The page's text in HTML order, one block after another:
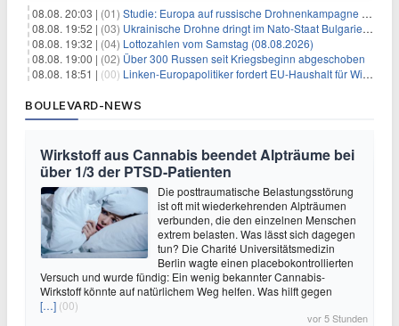
08.08. 20:03 | (01) Studie: Europa auf russische Drohnenkampagne unzureichend vorbereitet
08.08. 19:52 | (03) Ukrainische Drohne dringt im Nato-Staat Bulgarien ein
08.08. 19:32 | (04) Lottozahlen vom Samstag (08.08.2026)
08.08. 19:00 | (02) Über 300 Russen seit Kriegsbeginn abgeschoben
08.08. 18:51 | (00) Linken-Europapolitiker fordert EU-Haushalt für Wirtschaftsumbau
BOULEVARD-NEWS
Wirkstoff aus Cannabis beendet Alpträume bei
über 1/3 der PTSD-Patienten
Die posttraumatische Belastungsstörung
ist oft mit wiederkehrenden Alpträumen
verbunden, die den einzelnen Menschen
extrem belasten. Was lässt sich dagegen
tun? Die Charité Universitätsmedizin
Berlin wagte einen placebokontrollierten
Versuch und wurde fündig: Ein wenig bekannter Cannabis-
Wirkstoff könnte auf natürlichem Weg helfen. Was hilft gegen
[…] (00)
vor 5 Stunden